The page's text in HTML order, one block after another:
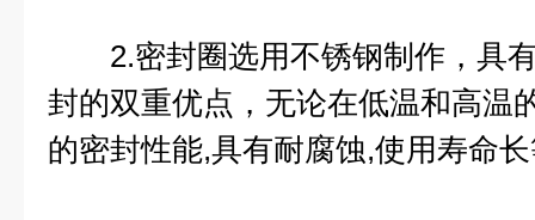
2.密封圈选用不锈钢制作，具有
封的双重优点，无论在低温和高温
的密封性能,具有耐腐蚀,使用寿命